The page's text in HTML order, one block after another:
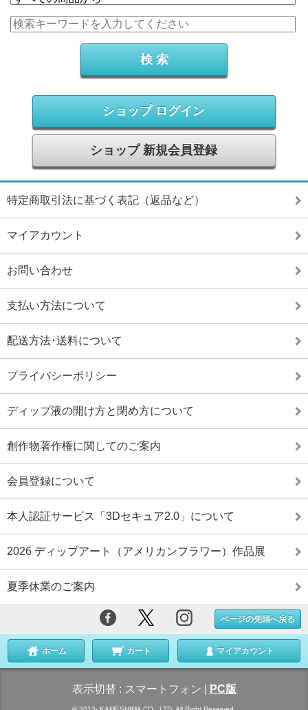
ショップ ログイン
ショップ 新規会員登録
特定商取引法に基づく表記（返品など）
マイアカウント
お問い合わせ
支払い方法について
配送方法･送料について
プライバシーポリシー
ディップ液の開け方と閉め方について
創作物著作権に関してのご案内
会員登録について
本人認証サービス「3Dセキュア2.0」について
2026 ディップアート（アメリカンフラワー）作品展
夏季休業のご案内
ページの先頭へ戻る
ホーム カート マイアカウント
表示切替 : スマートフォン PC版